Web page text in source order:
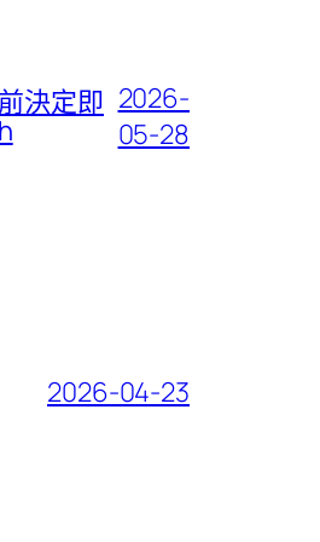
決定即 2026-
05-28
2026-04-23